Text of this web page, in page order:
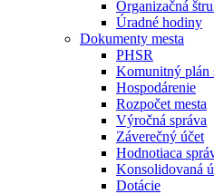
Organizačná
Úradné hodiny
Dokumenty mesta
PHSR
Komunitný plán
Hospodárenie
Rozpočet mesta
Výročná správa
Záverečný účet
Hodnotiaca
Konsolidovaná
Dotácie